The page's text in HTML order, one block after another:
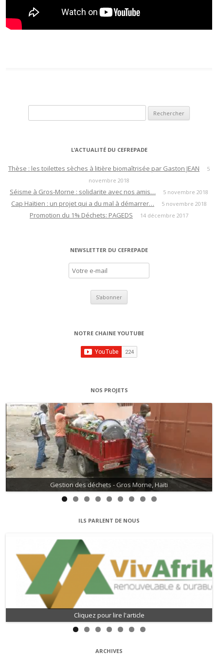
L’ACTUALITÉ DU CEFREPADE
Thèse : les toilettes sèches à litière biomaîtrisée par Gaston JEAN
5
novembre 2018
Séisme à Gros-Morne : solidarite avec nos amis… 5 novembre 2018
Cap Haïtien : un projet qui a du mal à démarrer… 5 novembre 2018
Promotion du 1% Déchets: PAGEDS 14 décembre 2017
NEWSLETTER DU CEFREPADE
NOTRE CHAINE YOUTUBE
NOS PROJETS
Gestion des déchets - Gros Morne, Haïti
ILS PARLENT DE NOUS
Cliquez pour lire l'article
ARCHIVES